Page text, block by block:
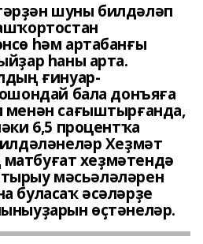
шуны билдәләп
һәм артабанғы
һаны арта.
ғинуар-
бала донъяға
менән сағыштырғанда,
6,5 процентҡа
Хеҙмәт
хеҙмәтендә
мәсьәләләрен
буласаҡ әсәләрҙе
өҫтәнеләр.